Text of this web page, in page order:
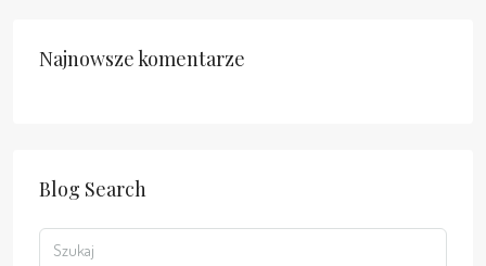
Najnowsze komentarze
Blog Search